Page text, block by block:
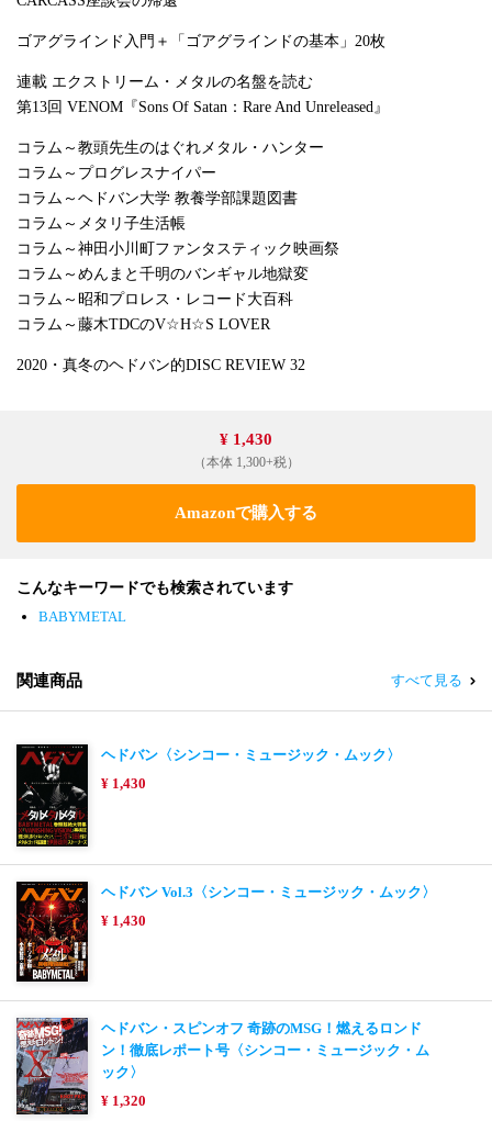
ゴアグラインド入門＋「ゴアグラインドの基本」20枚
連載 エクストリーム・メタルの名盤を読む
第13回 VENOM『Sons Of Satan：Rare And Unreleased』
コラム～教頭先生のはぐれメタル・ハンター
コラム～プログレスナイパー
コラム～ヘドバン大学 教養学部課題図書
コラム～メタリ子生活帳
コラム～神田小川町ファンタスティック映画祭
コラム～めんまと千明のバンギャル地獄変
コラム～昭和プロレス・レコード大百科
コラム～藤木TDCのV☆H☆S LOVER
2020・真冬のヘドバン的DISC REVIEW 32
¥ 1,430
（本体 1,300+税）
Amazonで購入する
こんなキーワードでも検索されています
BABYMETAL
関連商品 すべて見る
ヘドバン〈シンコー・ミュージック・ムック〉
¥ 1,430
ヘドバン Vol.3〈シンコー・ミュージック・ムック〉
¥ 1,430
ヘドバン・スピンオフ 奇跡のMSG！燃えるロンド
ン！徹底レポート号〈シンコー・ミュージック・ム
ック〉
¥ 1,320